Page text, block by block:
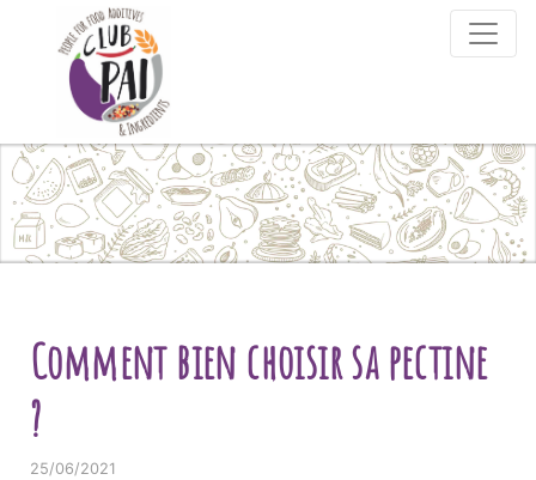
Skip to content
Comment bien choisir sa pectine
?
25/06/2021